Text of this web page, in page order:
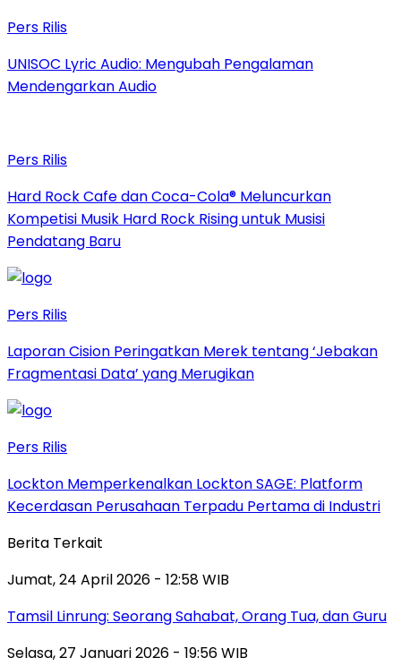
Pers Rilis
UNISOC Lyric Audio: Mengubah Pengalaman
Mendengarkan Audio
Pers Rilis
Hard Rock Cafe dan Coca-Cola® Meluncurkan
Kompetisi Musik Hard Rock Rising untuk Musisi
Pendatang Baru
Pers Rilis
Laporan Cision Peringatkan Merek tentang ‘Jebakan
Fragmentasi Data’ yang Merugikan
Pers Rilis
Lockton Memperkenalkan Lockton SAGE: Platform
Kecerdasan Perusahaan Terpadu Pertama di Industri
Berita Terkait
Jumat, 24 April 2026 - 12:58 WIB
Tamsil Linrung: Seorang Sahabat, Orang Tua, dan Guru
Selasa, 27 Januari 2026 - 19:56 WIB